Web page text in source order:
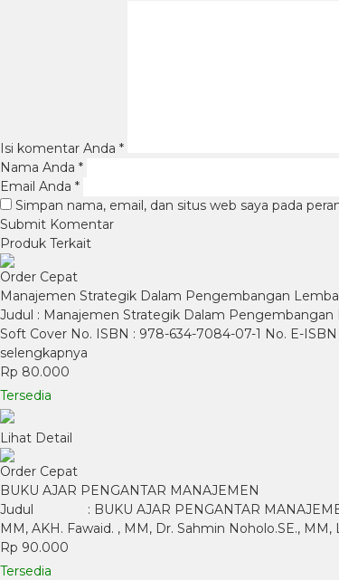
Isi komentar Anda *
Nama Anda *
Email Anda *
Simpan nama, email, dan situs web saya pada
Produk Terkait
Order Cepat
Manajemen Strategik Dalam Pengembangan
Judul : Manajemen Strategik Dalam Pengembangan
Soft Cover No. ISBN : 978-634-7084-07-1 No. E-
selengkapnya
Rp 80.000
Tersedia
Lihat Detail
Order Cepat
BUKU AJAR PENGANTAR MANAJEMEN
Judul : BUKU AJAR PENGANTAR MANAJEMEN
MM, AKH. Fawaid. , MM, Dr. Sahmin Noholo.SE.,
Rp 90.000
Tersedia